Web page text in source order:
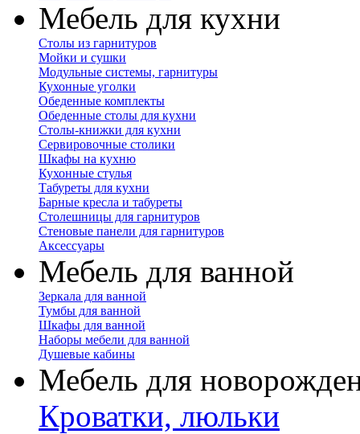
Мебель для кухни
Столы из гарнитуров
Мойки и сушки
Модульные системы, гарнитуры
Кухонные уголки
Обеденные комплекты
Обеденные столы для кухни
Столы-книжки для кухни
Сервировочные столики
Шкафы на кухню
Кухонные стулья
Табуреты для кухни
Барные кресла и табуреты
Столешницы для гарнитуров
Стеновые панели для гарнитуров
Аксессуары
Мебель для ванной
Зеркала для ванной
Тумбы для ванной
Шкафы для ванной
Наборы мебели для ванной
Душевые кабины
Мебель для
Кроватки, люльки